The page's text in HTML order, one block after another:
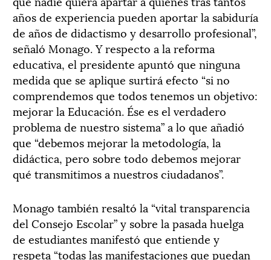
años de experiencia pueden aportar la sabiduría
de años de didactismo y desarrollo profesional”,
señaló Monago. Y respecto a la reforma
educativa, el presidente apuntó que ninguna
medida que se aplique surtirá efecto “si no
comprendemos que todos tenemos un objetivo:
mejorar la Educación. Ése es el verdadero
problema de nuestro sistema” a lo que añadió
que “debemos mejorar la metodología, la
didáctica, pero sobre todo debemos mejorar
qué transmitimos a nuestros ciudadanos”.
Monago también resaltó la “vital transparencia
del Consejo Escolar” y sobre la pasada huelga
de estudiantes manifestó que entiende y
respeta “todas las manifestaciones que puedan